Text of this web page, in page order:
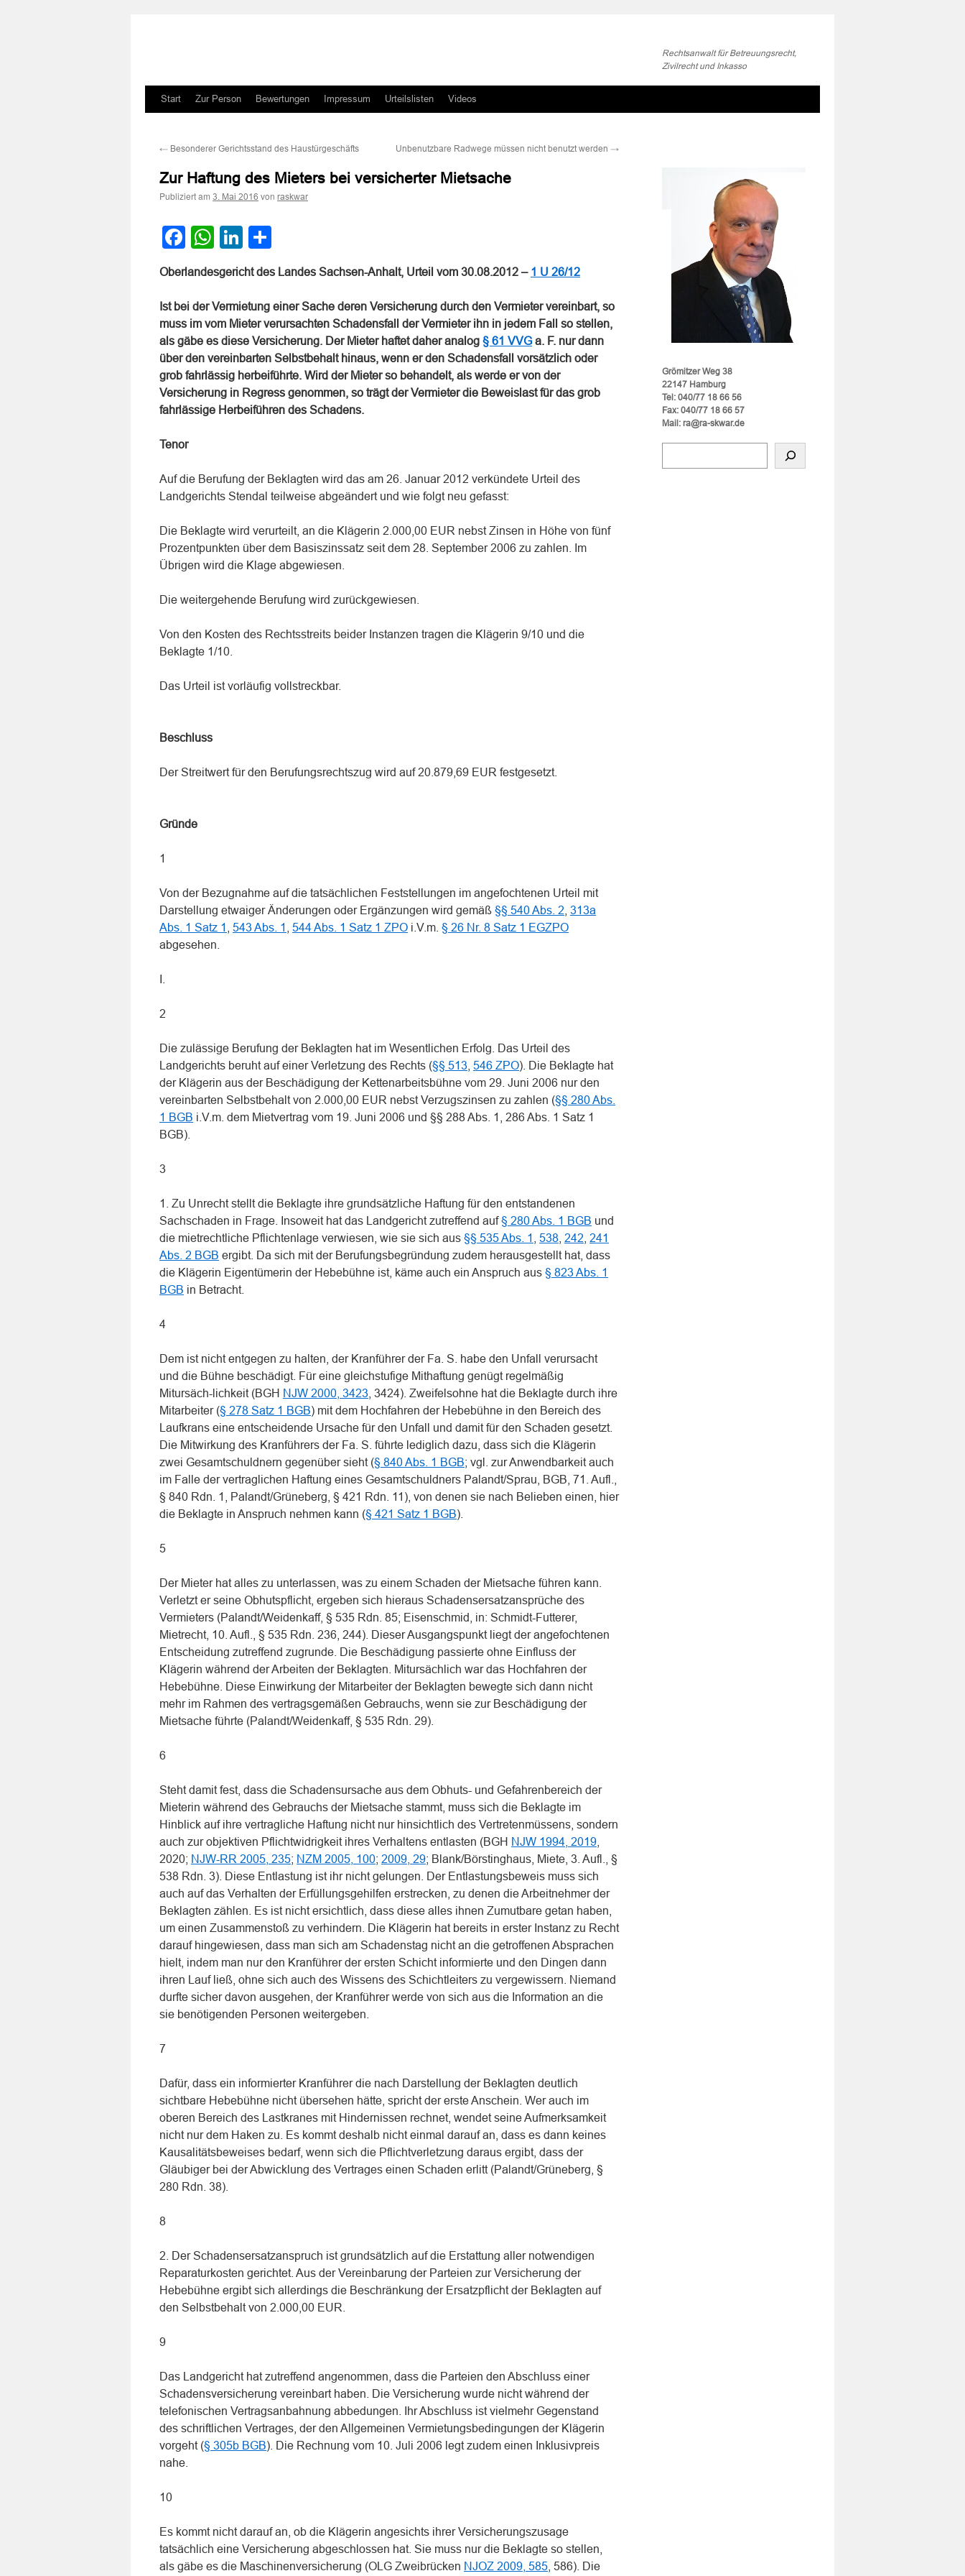
Rechtsanwalt für Betreuungsrecht,
Zivilrecht und Inkasso
Zum
springen
Start Zur Person Bewertungen Impressum Urteilslisten Videos
← Besonderer Gerichtsstand des Haustürgeschäfts Unbenutzbare Radwege müssen nicht benutzt werden →
Zur Haftung des Mieters bei versicherter Mietsache
Publiziert am 3. Mai 2016 von raskwar
Facebook
WhatsApp
LinkedIn
Oberlandesgericht des Landes Sachsen-Anhalt, Urteil vom 30.08.2012 – 1 U 26/12
Ist bei der Vermietung einer Sache deren Versicherung durch den Vermieter vereinbart, so
muss im vom Mieter verursachten Schadensfall der Vermieter ihn in jedem Fall so stellen,
als gäbe es diese Versicherung. Der Mieter haftet daher analog § 61 VVGa. F. nur dann
über den vereinbarten Selbstbehalt hinaus, wenn er den Schadensfall vorsätzlich oder
grob fahrlässig herbeiführte. Wird der Mieter so behandelt, als werde er von der
Versicherung in Regress genommen, so trägt der Vermieter die Beweislast für das grob
fahrlässige Herbeiführen des Schadens.
Tenor
Auf die Berufung der Beklagten wird das am 26. Januar 2012 verkündete Urteil des
Landgerichts Stendal teilweise abgeändert und wie folgt neu gefasst:
Die Beklagte wird verurteilt, an die Klägerin 2.000,00 EUR nebst Zinsen in Höhe von fünf
Prozentpunkten über dem Basiszinssatz seit dem 28. September 2006 zu zahlen. Im
Übrigen wird die Klage abgewiesen.
Die weitergehende Berufung wird zurückgewiesen.
Von den Kosten des Rechtsstreits beider Instanzen tragen die Klägerin 9/10 und die
Beklagte 1/10.
Das Urteil ist vorläufig vollstreckbar.
Beschluss
Der Streitwert für den Berufungsrechtszug wird auf 20.879,69 EUR festgesetzt.
Gründe
1
Von der Bezugnahme auf die tatsächlichen Feststellungen im angefochtenen Urteil mit
Darstellung etwaiger Änderungen oder Ergänzungen wird gemäß §§ 540 Abs. 2 313a
Abs. 1 Satz 1
543 Abs. 1 544 Abs. 1 Satz 1 ZPO i.V.m. § 26 Nr. 8 Satz 1 EGZPO
abgesehen.
2
Die zulässige Berufung der Beklagten hat im Wesentlichen Erfolg. Das Urteil des
Landgerichts beruht auf einer Verletzung des Rechts (§§ 513 546 ZPO). Die Beklagte hat
der Klägerin aus der Beschädigung der Kettenarbeitsbühne vom 29. Juni 2006 nur den
vereinbarten Selbstbehalt von 2.000,00 EUR nebst Verzugszinsen zu zahlen (§§ 280 Abs.
1 BGB i.V.m. dem Mietvertrag vom 19. Juni 2006 und §§ 288 Abs. 1, 286 Abs. 1 Satz 1
BGB).
3
1. Zu Unrecht stellt die Beklagte ihre grundsätzliche Haftung für den entstandenen
Sachschaden in Frage. Insoweit hat das Landgericht zutreffend auf§ 280 Abs. 1 BGB und
die mietrechtliche Pflichtenlage verwiesen, wie sie sich aus §§ 535 Abs. 1 538 242 241
Abs. 2 BGB ergibt. Da sich mit der Berufungsbegründung zudem herausgestellt hat, dass
die Klägerin Eigentümerin der Hebebühne ist, käme auch ein Anspruch aus § 823 Abs. 1
BGB in Betracht.
4
Dem ist nicht entgegen zu halten, der Kranführer der Fa. S. habe den Unfall verursacht
und die Bühne beschädigt. Für eine gleichstufige Mithaftung genügt regelmäßig
Mitursäch-lichkeit (BGH NJW 2000, 3423 , 3424). Zweifelsohne hat die Beklagte durch ihre
Mitarbeiter (§ 278 Satz 1 BGB) mit dem Hochfahren der Hebebühne in den Bereich des
Laufkrans eine entscheidende Ursache für den Unfall und damit für den Schaden gesetzt.
Die Mitwirkung des Kranführers der Fa. S. führte lediglich dazu, dass sich die Klägerin
zwei Gesamtschuldnern gegenüber sieht (§ 840 Abs. 1 BGB; vgl. zur Anwendbarkeit auch
im Falle der vertraglichen Haftung eines Gesamtschuldners Palandt/Sprau, BGB, 71. Aufl.,
§ 840 Rdn. 1, Palandt/Grüneberg, § 421 Rdn. 11), von denen sie nach Belieben einen, hier
die Beklagte in Anspruch nehmen kann (§ 421 Satz 1 BGB).
5
Der Mieter hat alles zu unterlassen, was zu einem Schaden der Mietsache führen kann.
Verletzt er seine Obhutspflicht, ergeben sich hieraus Schadensersatzansprüche des
Vermieters (Palandt/Weidenkaff, § 535 Rdn. 85; Eisenschmid, in: Schmidt-Futterer,
Mietrecht, 10. Aufl., § 535 Rdn. 236, 244). Dieser Ausgangspunkt liegt der angefochtenen
Entscheidung zutreffend zugrunde. Die Beschädigung passierte ohne Einfluss der
Klägerin während der Arbeiten der Beklagten. Mitursächlich war das Hochfahren der
Hebebühne. Diese Einwirkung der Mitarbeiter der Beklagten bewegte sich dann nicht
mehr im Rahmen des vertragsgemäßen Gebrauchs, wenn sie zur Beschädigung der
Mietsache führte (Palandt/Weidenkaff, § 535 Rdn. 29).
6
Steht damit fest, dass die Schadensursache aus dem Obhuts- und Gefahrenbereich der
Mieterin während des Gebrauchs der Mietsache stammt, muss sich die Beklagte im
Hinblick auf ihre vertragliche Haftung nicht nur hinsichtlich des Vertretenmüssens, sondern
auch zur objektiven Pflichtwidrigkeit ihres Verhaltens entlasten (BGH NJW 1994, 2019
2020; NJW-RR 2005, 235; NZM 2005, 100; 2009, 29; Blank/Börstinghaus, Miete, 3. Aufl., §
538 Rdn. 3). Diese Entlastung ist ihr nicht gelungen. Der Entlastungsbeweis muss sich
auch auf das Verhalten der Erfüllungsgehilfen erstrecken, zu denen die Arbeitnehmer der
Beklagten zählen. Es ist nicht ersichtlich, dass diese alles ihnen Zumutbare getan haben,
um einen Zusammenstoß zu verhindern. Die Klägerin hat bereits in erster Instanz zu Recht
darauf hingewiesen, dass man sich am Schadenstag nicht an die getroffenen Absprachen
hielt, indem man nur den Kranführer der ersten Schicht informierte und den Dingen dann
ihren Lauf ließ, ohne sich auch des Wissens des Schichtleiters zu vergewissern. Niemand
durfte sicher davon ausgehen, der Kranführer werde von sich aus die Information an die
sie benötigenden Personen weitergeben.
7
Dafür, dass ein informierter Kranführer die nach Darstellung der Beklagten deutlich
sichtbare Hebebühne nicht übersehen hätte, spricht der erste Anschein. Wer auch im
oberen Bereich des Lastkranes mit Hindernissen rechnet, wendet seine Aufmerksamkeit
nicht nur dem Haken zu. Es kommt deshalb nicht einmal darauf an, dass es dann keines
Kausalitätsbeweises bedarf, wenn sich die Pflichtverletzung daraus ergibt, dass der
Gläubiger bei der Abwicklung des Vertrages einen Schaden erlitt (Palandt/Grüneberg, §
280 Rdn. 38).
8
2. Der Schadensersatzanspruch ist grundsätzlich auf die Erstattung aller notwendigen
Reparaturkosten gerichtet. Aus der Vereinbarung der Parteien zur Versicherung der
Hebebühne ergibt sich allerdings die Beschränkung der Ersatzpflicht der Beklagten auf
den Selbstbehalt von 2.000,00 EUR.
9
Das Landgericht hat zutreffend angenommen, dass die Parteien den Abschluss einer
Schadensversicherung vereinbart haben. Die Versicherung wurde nicht während der
telefonischen Vertragsanbahnung abbedungen. Ihr Abschluss ist vielmehr Gegenstand
des schriftlichen Vertrages, der den Allgemeinen Vermietungsbedingungen der Klägerin
vorgeht (§ 305b BGB). Die Rechnung vom 10. Juli 2006 legt zudem einen Inklusivpreis
nahe.
10
Es kommt nicht darauf an, ob die Klägerin angesichts ihrer Versicherungszusage
tatsächlich eine Versicherung abgeschlossen hat. Sie muss nur die Beklagte so stellen,
als gäbe es die Maschinenversicherung (OLG Zweibrücken NJOZ 2009, 585 , 586). Die
Grömitzer Weg 38
22147 Hamburg
Tel: 040/77 18 66 56
Fax: 040/77 18 66 57
Mail: ra@ra-skwar.de